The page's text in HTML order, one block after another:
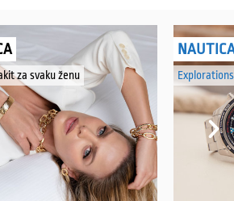
za svaku ženu